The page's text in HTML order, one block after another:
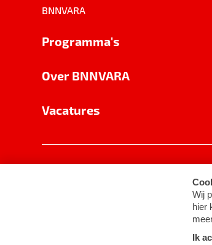
BNNVARA
Programma's
Over BNNVARA
Vacatures
Cookie-instellingen